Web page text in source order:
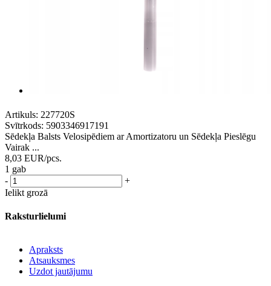
Artikuls: 227720S
Svītrkods: 5903346917191
Sēdekļa Balsts Velosipēdiem ar Amortizatoru un Sēdekļa Pieslēgu
Vairak ...
8,03 EUR/pcs.
1 gab
-
+
Ielikt grozā
Raksturlielumi
Apraksts
Atsauksmes
Uzdot jautājumu